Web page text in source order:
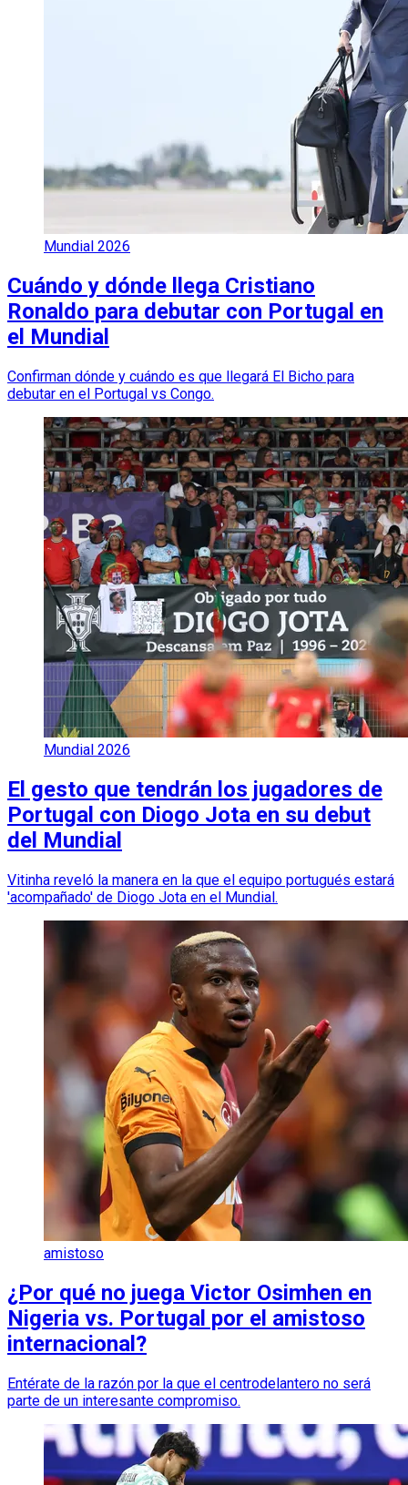
Mundial 2026
Cuándo y dónde llega Cristiano
Ronaldo para debutar con Portugal en
el Mundial
Confirman dónde y cuándo es que llegará El Bicho para
debutar en el Portugal vs Congo.
Mundial 2026
El gesto que tendrán los jugadores de
Portugal con Diogo Jota en su debut
del Mundial
Vitinha reveló la manera en la que el equipo portugués estará
'acompañado' de Diogo Jota en el Mundial.
amistoso
¿Por qué no juega Victor Osimhen en
Nigeria vs. Portugal por el amistoso
internacional?
Entérate de la razón por la que el centrodelantero no será
parte de un interesante compromiso.